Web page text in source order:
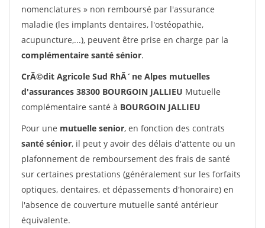
nomenclatures » non remboursé par l'assurance
maladie (les implants dentaires, l'ostéopathie,
acupuncture,...), peuvent être prise en charge par la
complémentaire santé sénior.
CrÃ©dit Agricole Sud RhÃ´ne Alpes mutuelles
d'assurances 38300 BOURGOIN JALLIEU Mutuelle
complémentaire santé à BOURGOIN JALLIEU
Pour une mutuelle senior, en fonction des contrats
santé sénior, il peut y avoir des délais d'attente ou un
plafonnement de remboursement des frais de santé
sur certaines prestations (généralement sur les forfaits
optiques, dentaires, et dépassements d'honoraire) en
l'absence de couverture mutuelle santé antérieur
équivalente.